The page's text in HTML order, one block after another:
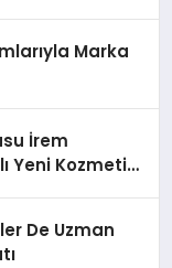
Marka
İrem
Yeni Kozmetik
De Uzman